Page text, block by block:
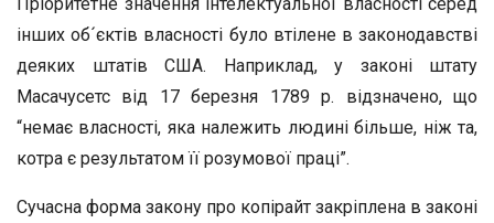
інших об´єктів власності було втілене в законодавстві
деяких штатів США. Наприклад, у законі штату
Масачусетс від 17 березня 1789 р. відзначено, що
“немає власності, яка належить людині більше, ніж та,
котра є результатом її розумової праці”.
Сучасна форма закону про копірайт закріплена в законі